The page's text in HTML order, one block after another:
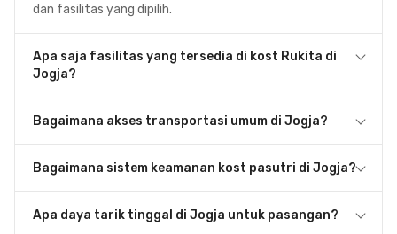
dan fasilitas yang dipilih.
Apa saja fasilitas yang tersedia di kost Rukita di
Jogja?
Bagaimana akses transportasi umum di Jogja?
Bagaimana sistem keamanan kost pasutri di Jogja?
Apa daya tarik tinggal di Jogja untuk pasangan?